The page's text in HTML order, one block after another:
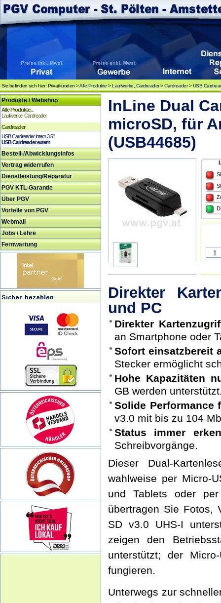
Sie befinden sich hier: Privatkunden >Alle Produkte >Laufwerke, Cardreader>Cardreader>USB
Produkte / Webshop
Alle Produkte...
Laufwerke, Cardreader
Cardreader
USB Cardreader intern 3.5"
USB Cardreader extern
Bestell-/Abwicklungsinfos
Vertrag widerrufen
Dienstleistung/Reparatur
PGV KTL-Garantie
Über PGV
Vorteile von PGV
Webmail
Jobs / Lehre
Fernwartung
InLine Dual
microSD, für
(USB44685)
Direkter
und PC
Direkter
an Smartphone oder
Sofort einsatzbereit
Stecker ermöglicht
Hohe Kapazitäten
GB werden
Solide Performance
v3.0 mit bis zu 104
Status immer
Schreibvorgänge.
Dieser Dual-
wahlweise per Micro-
und Tablets oder
übertragen Sie Fotos,
SD v3.0 UHS-I
zeigen den
unterstützt; der
fungieren.
Unterwegs zur